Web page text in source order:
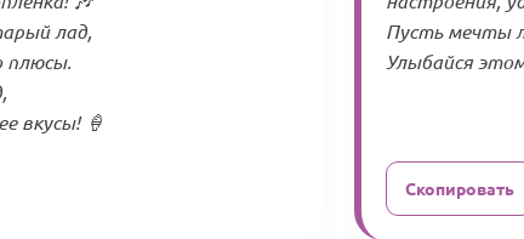
лад,
плюсы.
вкусы! 🍦
Пусть мечты
Улыбайся
Скопировать